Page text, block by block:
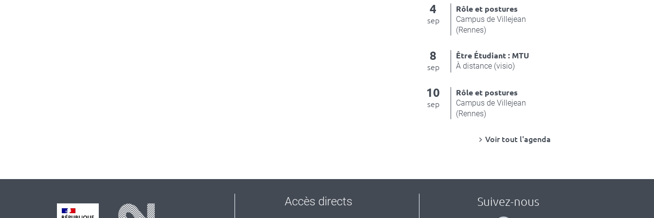
4
sep
Rôle et postures
Campus de Villejean
(Rennes)
8
sep
Être Étudiant : MTU
À distance (visio)
10
sep
Rôle et postures
Campus de Villejean
(Rennes)
Voir tout l'agenda
Accès directs Suivez-nous